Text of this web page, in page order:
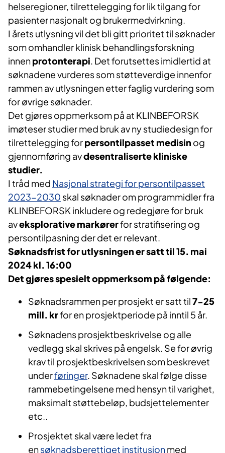
helseregioner, tilrettelegging for lik tilgang for
pasienter nasjonalt og brukermedvirkning.
I årets utlysning vil det bli gitt prioritet til søknader
som omhandler klinisk behandlingsforskning
innenprotonterapi. Det forutsettes imidlertid at
søknadene vurderes som støtteverdige innenfor
rammen av utlysningen etter faglig vurdering som
for øvrige søknader.
Det gjøres oppmerksom på at KLINBEFORSK
imøteser studier med bruk av ny studiedesign for
tilrettelegging forpersontilpasset medisin og
gjennomføring avdesentraliserte kliniske
studier.
I tråd med Nasjonal strategi for persontilpasset
2023-2030 skal søknader om programmidler fra
KLINBEFORSK inkludere og redegjøre for bruk
aveksplorative markørerfor stratifisering og
persontilpasning der det er relevant.
Søknadsfrist for utlysningen er satt til 15. mai
2024 kl. 16:00
Det gjøres spesielt oppmerksom på følgende:
Søknadsrammen per prosjekt er satt til7-25
mill. krfor en prosjektperiode på inntil 5 år.
Søknadens prosjektbeskrivelse og alle
vedlegg skal skrives på engelsk. Se for øvrig
krav til prosjektbeskrivelsen som beskrevet
underføringer. Søknadene skal følge disse
rammebetingelsene med hensyn til varighet,
maksimalt støttebeløp, budsjettelementer
etc..
Prosjektet skal være ledet fra
ensøknadsberettiget institusjonmed